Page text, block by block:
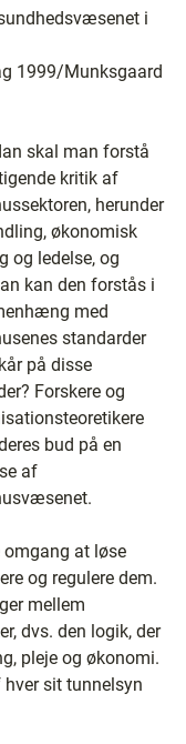
i
1999/Munksgaard
skal man forstå
kritik af
herunder
økonomisk
og ledelse, og
kan den forstås i
med
standarder
på disse
Forskere og
bud på en
af
omgang at løse
og regulere dem.
mellem
dvs. den logik, der
pleje og økonomi.
sit tunnelsyn